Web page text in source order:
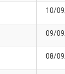
10/
09/
08/